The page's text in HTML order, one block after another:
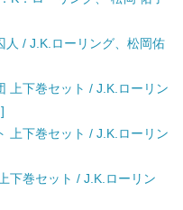
人 / J.K.ローリング、松岡佑
上下巻セット / J.K.ローリン
上下巻セット / J.K.ローリン
下巻セット / J.K.ローリン